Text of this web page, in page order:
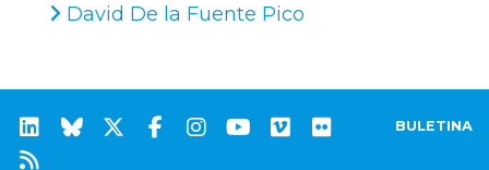
David De la Fuente Pico
BULETINA